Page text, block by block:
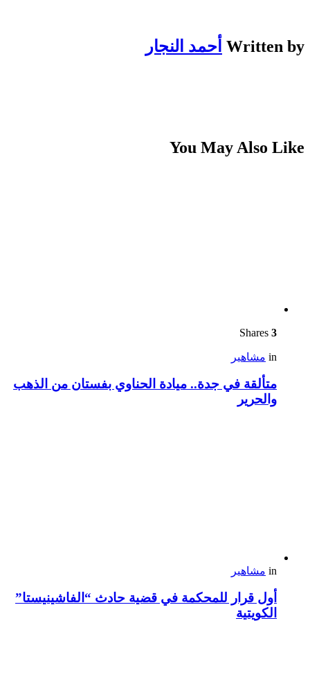
Written by أحمد النجار
You May Also Like
3
in مشاهير
متألقة في جدة.. ميادة الحناوي بفستان من الذهب
والحرير
in مشاهير
أول قرار للمحكمة في قضية حادث “الفاشينيستا”
الكويتية